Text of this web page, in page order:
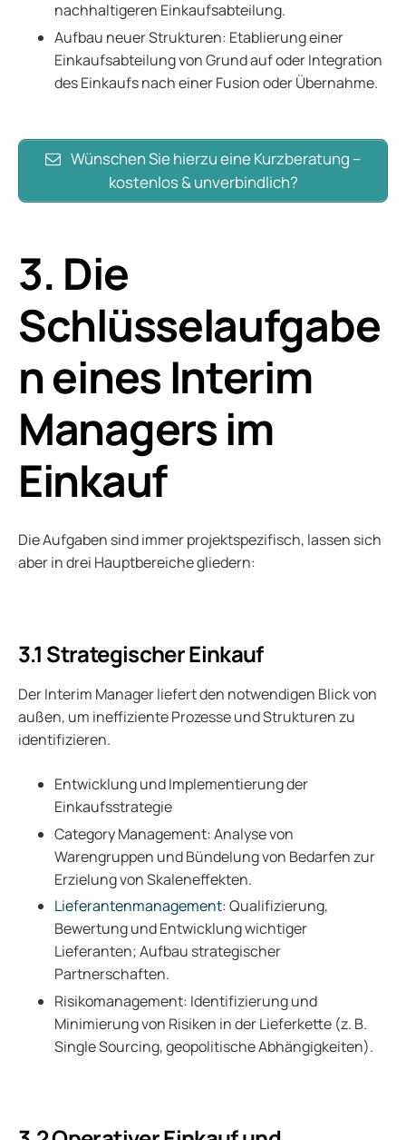
nachhaltigeren Einkaufsabteilung.
Aufbau neuer Strukturen: Etablierung einer
Einkaufsabteilung von Grund auf oder Integration
des Einkaufs nach einer Fusion oder Übernahme.
Wünschen Sie hierzu eine Kurzberatung –
kostenlos & unverbindlich?
3. Die
Schlüsselaufgabe
n eines Interim
Managers im
Einkauf
Die Aufgaben sind immer projektspezifisch, lassen sich
aber in drei Hauptbereiche gliedern:
3.1 Strategischer Einkauf
Der Interim Manager liefert den notwendigen Blick von
außen, um ineffiziente Prozesse und Strukturen zu
identifizieren.
Entwicklung und Implementierung der
Einkaufsstrategie
Category Management: Analyse von
Warengruppen und Bündelung von Bedarfen zur
Erzielung von Skaleneffekten.
Lieferantenmanagement: Qualifizierung,
Bewertung und Entwicklung wichtiger
Lieferanten; Aufbau strategischer
Partnerschaften.
Risikomanagement: Identifizierung und
Minimierung von Risiken in der Lieferkette (z. B.
Single Sourcing, geopolitische Abhängigkeiten).